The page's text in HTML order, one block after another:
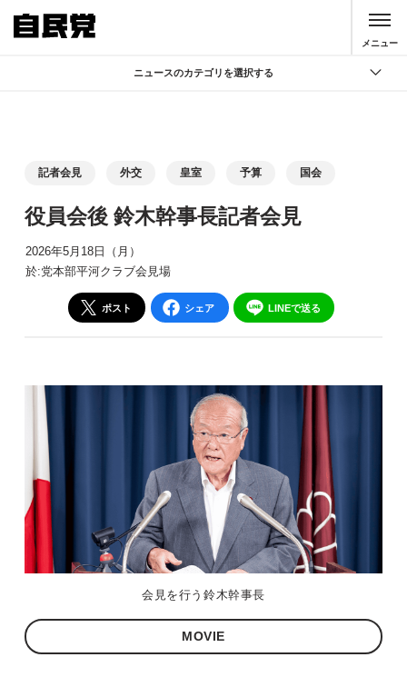
メニュー
ニュースのカテゴリを選択する
記者会見
記者会見 外交 皇室 予算 国会
役員会後 鈴木幹事長記者会見
2026年5月18日（月）
於:党本部平河クラブ会見場
ポスト シェア LINEで送る
会見を行う鈴木幹事長
MOVIE